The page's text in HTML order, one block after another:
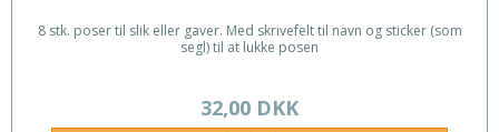
8 stk. poser til slik eller gaver. Med skrivefelt til navn og sticker (som
segl) til at lukke posen
32,00 DKK